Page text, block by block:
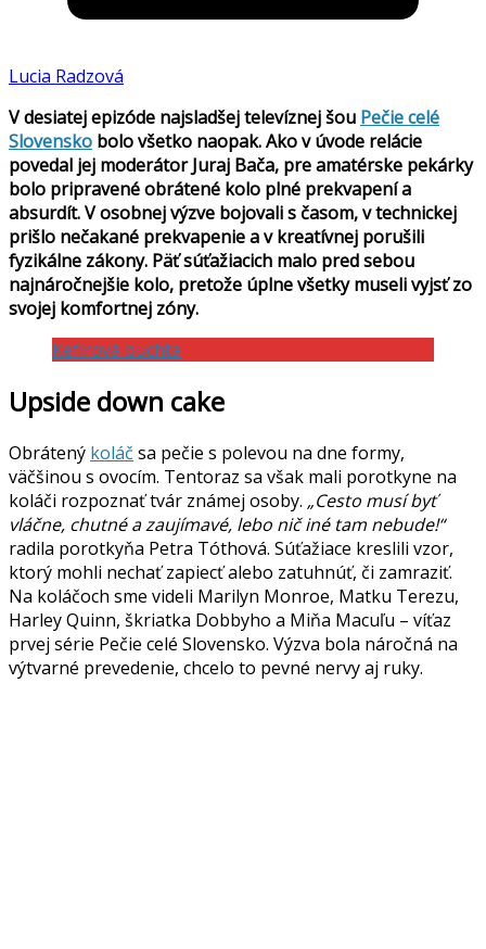
Lucia Radzová
V desiatej epizóde najsladšej televíznej šou Pečie celé
Slovensko bolo všetko naopak. Ako v úvode relácie
povedal jej moderátor Juraj Bača, pre amatérske pekárky
bolo pripravené obrátené kolo plné prekvapení a
absurdít. V osobnej výzve bojovali s časom, v technickej
prišlo nečakané prekvapenie a v kreatívnej porušili
fyzikálne zákony. Päť súťažiacich malo pred sebou
najnáročnejšie kolo, pretože úplne všetky museli vyjsť zo
svojej komfortnej zóny.
Kefírová buchta
Upside down cake
Obrátený koláč sa pečie s polevou na dne formy,
väčšinou s ovocím. Tentoraz sa však mali porotkyne na
koláči rozpoznať tvár známej osoby. „Cesto musí byť
vláčne, chutné a zaujímavé, lebo nič iné tam nebude!“
radila porotkyňa Petra Tóthová. Súťažiace kreslili vzor,
ktorý mohli nechať zapiecť alebo zatuhnúť, či zamraziť.
Na koláčoch sme videli Marilyn Monroe, Matku Terezu,
Harley Quinn, škriatka Dobbyho a Miňa Macuľu – víťaz
prvej série Pečie celé Slovensko. Výzva bola náročná na
výtvarné prevedenie, chcelo to pevné nervy aj ruky.